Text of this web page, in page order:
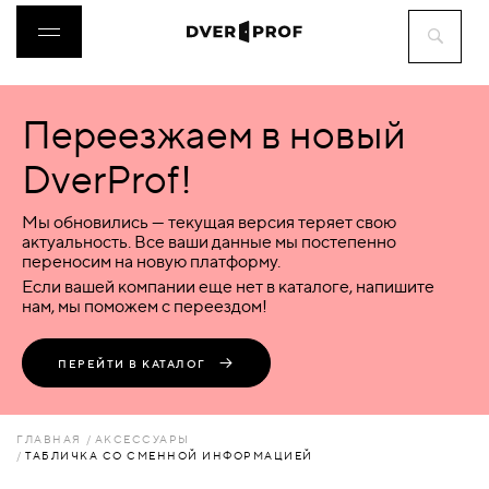
ДВЕРИ
ФУРНИТУРА
ВОРОТА
ПЕРЕГОРОДКИ
Переезжаем в новый
DverProf!
Мы обновились — текущая версия теряет свою
актуальность. Все ваши данные мы постепенно
переносим на новую платформу.
Если вашей компании еще нет в каталоге, напишите
нам, мы поможем с переездом!
ПЕРЕЙТИ В КАТАЛОГ
ГЛАВНАЯ
АКСЕССУАРЫ
ТАБЛИЧКА СО СМЕННОЙ ИНФОРМАЦИЕЙ